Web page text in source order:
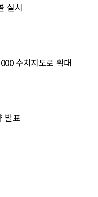
실시
수치지도로 확대
발표